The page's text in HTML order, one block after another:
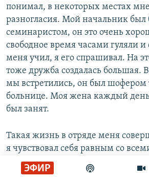
ЭФИР
понимал, в некоторых местах
разногласия. Мой начальник
семинаристом, он это очень
свободное время часами гуляли
меня учил, я его спрашивал. На
тоже дружба создалась большая.
мы встретились, он был шофером
больнице. Моя жена каждый
был занят.
Такая жизнь в отряде меня
я чувствовал себя равным со
Никакой разницы между нашим
несмотря на то, что я